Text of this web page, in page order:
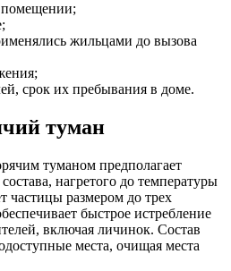
помещении;
жильцами до вызова
срок их пребывания в доме.
туман
туманом предполагает
нагретого до температуры
частицы размером до трех
быстрое истребление
включая личинок. Состав
места, очищая места